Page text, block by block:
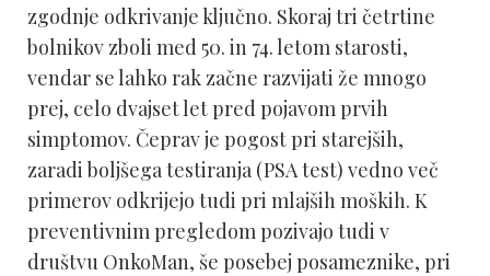
zgodnje odkrivanje ključno. Skoraj tri četrtine
bolnikov zboli med 50. in 74. letom starosti,
vendar se lahko rak začne razvijati že mnogo
prej, celo dvajset let pred pojavom prvih
simptomov. Čeprav je pogost pri starejših,
zaradi boljšega testiranja (PSA test) vedno več
primerov odkrijejo tudi pri mlajših moških. K
preventivnim pregledom pozivajo tudi v
društvu OnkoMan, še posebej posameznike, pri